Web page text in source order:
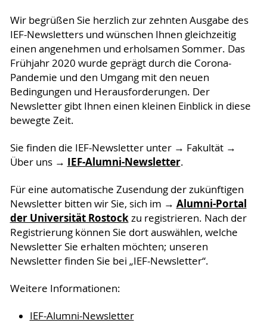
Wir begrüßen Sie herzlich zur zehnten Ausgabe des
IEF-Newsletters und wünschen Ihnen gleichzeitig
einen angenehmen und erholsamen Sommer. Das
Frühjahr 2020 wurde geprägt durch die Corona-
Pandemie und den Umgang mit den neuen
Bedingungen und Herausforderungen. Der
Newsletter gibt Ihnen einen kleinen Einblick in diese
bewegte Zeit.
Sie finden die IEF-Newsletter unter → Fakultät →
Über uns → IEF-Alumni-Newsletter.
Für eine automatische Zusendung der zukünftigen
Newsletter bitten wir Sie, sich im → Alumni-Portal
der Universität Rostockzu registrieren. Nach der
Registrierung können Sie dort auswählen, welche
Newsletter Sie erhalten möchten; unseren
Newsletter finden Sie bei „IEF-Newsletter“.
Weitere Informationen:
IEF-Alumni-Newsletter